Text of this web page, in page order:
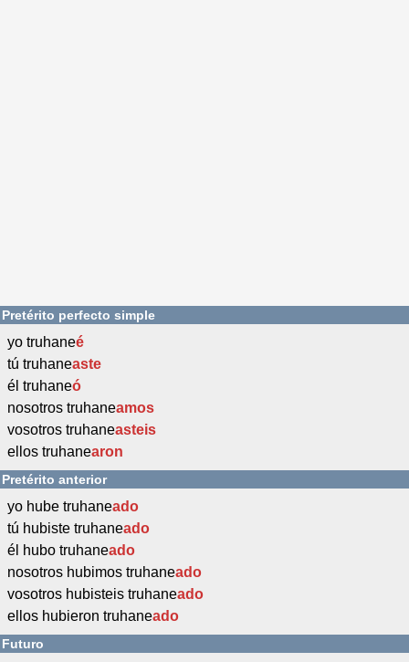
Pretérito perfecto simple
yo truhaneé
tú truhaneaste
él truhaneó
nosotros truhaneamos
vosotros truhaneasteis
ellos truhanearon
Pretérito anterior
yo hube truhaneado
tú hubiste truhaneado
él hubo truhaneado
nosotros hubimos truhaneado
vosotros hubisteis truhaneado
ellos hubieron truhaneado
Futuro